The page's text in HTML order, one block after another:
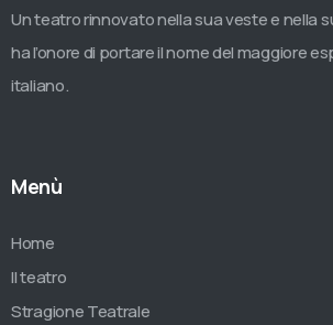
Un teatro rinnovato nella sua veste e nella
ha l’onore di portare il nome del maggiore
italiano.
Menù
Home
Il teatro
Stragione Teatrale